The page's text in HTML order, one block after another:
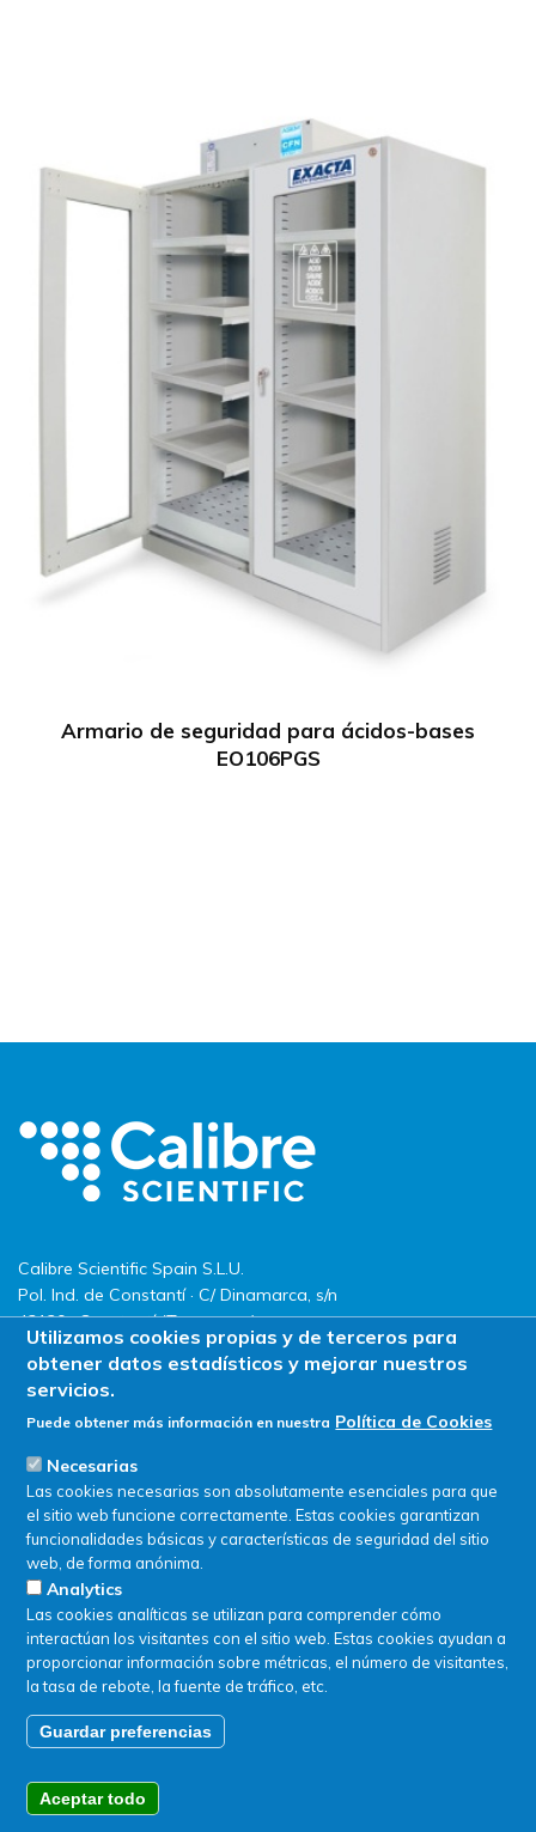
Armario de seguridad para ácidos-bases
EO106PGS
Calibre Scientific Spain S.L.U.
Pol. Ind. de Constantí · C/ Dinamarca, s/n
43120 · Constantí (Tarragona)
Tel. +34 977 524 477
Inicio
Productos
LLG
Promociones
ServiSAT
Novedades
Contacto
Política de privacidad
Política de Cookies
Utilizamos cookies propias y de terceros para
obtener datos estadísticos y mejorar nuestros
servicios.
Puede obtener más información en nuestra Política de Cookies
Necesarias
Las cookies necesarias son absolutamente esenciales para que
el sitio web funcione correctamente. Estas cookies garantizan
funcionalidades básicas y características de seguridad del sitio
web, de forma anónima.
Analytics
Las cookies analíticas se utilizan para comprender cómo
interactúan los visitantes con el sitio web. Estas cookies ayudan a
proporcionar información sobre métricas, el número de visitantes,
la tasa de rebote, la fuente de tráfico, etc.
Guardar preferencias
Aceptar todo